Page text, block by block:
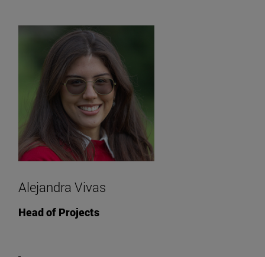
Alejandra Vivas
Head of Projects